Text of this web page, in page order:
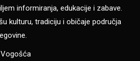
informiranja, edukacije i zabave.
kulturu, tradiciju i običaje područja